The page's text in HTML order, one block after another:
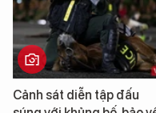
Trung Quốc phát hiện “mỏ